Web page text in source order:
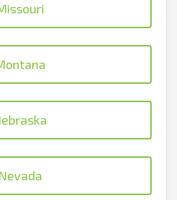
Nevada